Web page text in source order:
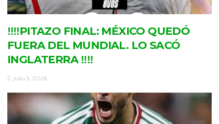
‼‼PITAZO FINAL: MÉXICO QUEDÓ
FUERA DEL MUNDIAL. LO SACÓ
INGLATERRA ‼‼
julio 5, 2026